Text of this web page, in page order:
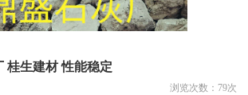
桂生建材 性能稳定
浏览次数： 79次